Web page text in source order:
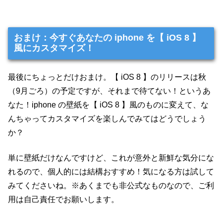
おまけ：今すぐあなたの iphone を【 iOS 8 】
風にカスタマイズ！
最後にちょっとだけおまけ。【 iOS 8 】のリリースは秋
（9月ごろ）の予定ですが、それまで待てない！というあ
なた！iphone の壁紙を【 iOS 8 】風のものに変えて、な
んちゃってカスタマイズを楽しんでみてはどうでしょう
か？
単に壁紙だけなんですけど、これが意外と新鮮な気分にな
れるので、個人的には結構おすすめ！気になる方は試して
みてくださいね。※あくまでも非公式なものなので、ご利
用は自己責任でお願いします。